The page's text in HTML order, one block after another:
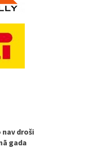
nav droši
gada